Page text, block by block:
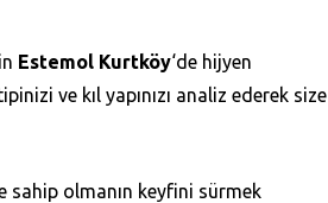
Estemol Kurtköy‘de hijyen
ve kıl yapınızı analiz ederek size
sahip olmanın keyfini sürmek